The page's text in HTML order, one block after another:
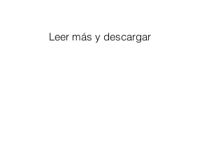
Leer más y descargar